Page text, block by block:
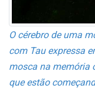
O cérebro de uma
com Tau expressa
mosca na memória
que estão